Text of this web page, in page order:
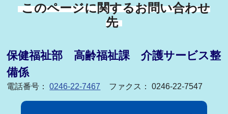
このページに関するお問い合わせ
先
保健福祉部 高齢福祉課 介護サービス整
備係
電話番号：0246-22-7467 ファクス： 0246-22-7547